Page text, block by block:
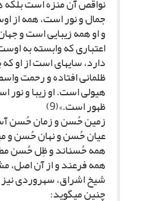
نواقص آن منزه است بلکه
جمال و نور است، همه از
و او همه زیبایى است و
اعتبارى که وابسته به
دارد، سایه‏اى است از او
ظلمانى افتاده و رحمت
هیولى است. او زیبا و نور
ظهور است.»(9)
زمین حُسن و زمان حُسن
عیان حُسن و نهان حُسن و
همه حُسن‏اند و ظِل حُسن
همه فرعند و از آن اصل،
شیخ اشراق، سهروردى نیز
چنین مى‏گوید: